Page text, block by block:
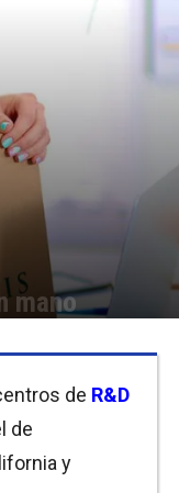
mano
de R&D
de
y